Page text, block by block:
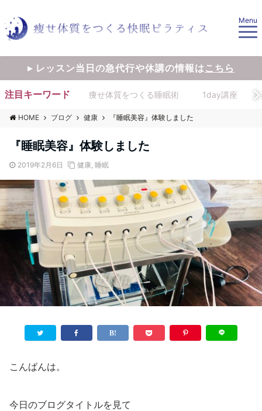
Menu
▸ レッスン当日の急代行や休講の情報はこちら
注目キーワード 痩せ体質をつくる睡眠術 1day講座
HOME ブログ 健康 『睡眠美容』体験しました
『睡眠美容』体験しました
2019年2月6日 健康, 睡眠
こんばんは。
今日のブログタイトルを見て